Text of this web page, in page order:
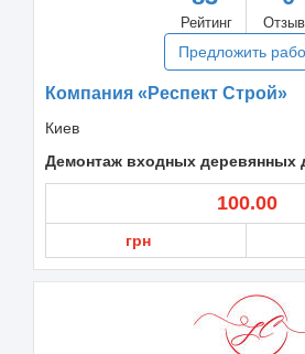
Рейтинг
Предложить
Компания «Респект Строй»
Киев
Демонтаж входных деревянных
100.00
грн